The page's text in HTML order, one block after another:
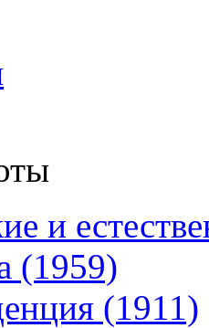
и
(1959)
(1911)